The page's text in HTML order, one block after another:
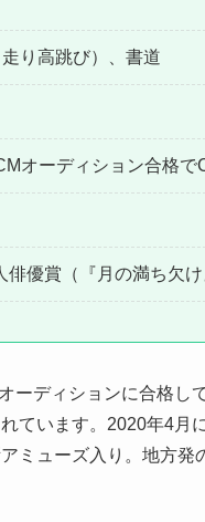
り高跳び）、書道
オーディション合格で
優賞（『月の満ち欠け
ーディションに合格し
ています。2020年4月
ミューズ入り。地方